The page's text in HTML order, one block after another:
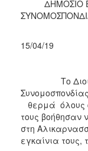
2019
2015
2012
2011
ΔΗΜΟΣΙΟ
15/04/19
Το
θερμά όλους
τους βοήθησαν
στη
εγκαίνια